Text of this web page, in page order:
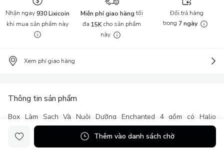
Nhận ngay930 Lixicoin
khi mua sản phẩm này
Miễn phí giao hàngtối
đa 15Kcho sản phẩm
này
Đổi trả hàng
trong 7 ngày
Xem phí giao hàng
Thông tin sản phẩm
Box Làm Sạch Và Nuôi Dưỡng Enchanted 4 gồm có Halio
Sensitive Facial Cleansing & Massaging Device Purple Rain
Lixibox Daily Facial Mask Sheet - Acai Berry Lixibox Daily Facial
Thêm vào danh sách chờ